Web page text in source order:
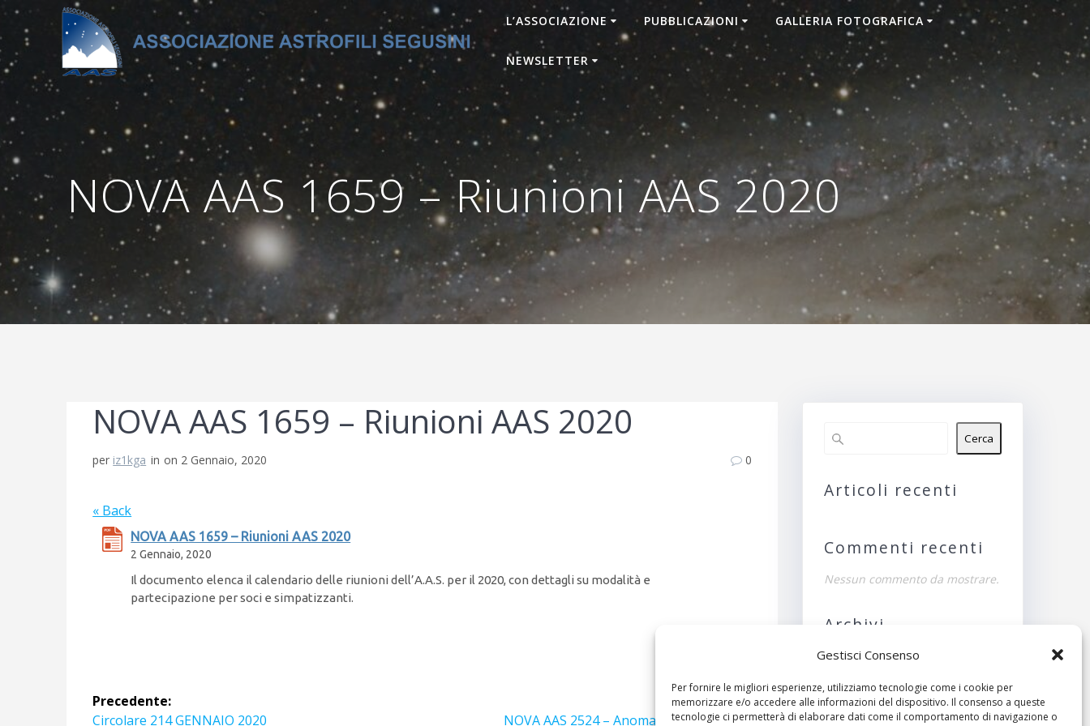
Gestisci Consenso
Per fornire le migliori esperienze, utilizziamo tecnologie come i cookie per
memorizzare e/o accedere alle informazioni del dispositivo. Il consenso a queste
tecnologie ci permetterà di elaborare dati come il comportamento di navigazione o
Salta
contenuto
L’ASSOCIAZIONE PUBBLICAZIONI GALLERIA FOTOGRAFICA
NEWSLETTER
NOVA AAS 1659 – Riunioni AAS 2020
NOVA AAS 1659 – Riunioni AAS 2020
per iz1kga in on 2 Gennaio, 2020 0
« Back
NOVA AAS 1659 – Riunioni AAS 2020
2 Gennaio, 2020
Il documento elenca il calendario delle riunioni dell’A.A.S. per il 2020, con dettagli su modalità e
partecipazione per soci e simpatizzanti.
Navigazione
Precedente:
Articolo
Circolare 214 GENNAIO 2020
Successivo:
Articolo
NOVA AAS 2524 – Anomalie dell’Universo
Cerca
Articoli recenti
Commenti recenti
Nessun commento da mostrare.
Archivi
Nessun archivio da
Categorie